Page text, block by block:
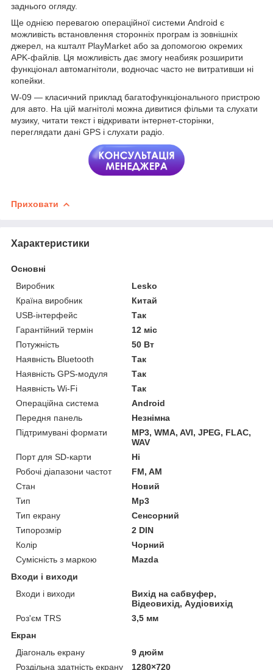
заднього огляду.
Ще однією перевагою операційної системи Android є
можливість встановлення сторонніх програм із зовнішніх
джерел, на кшталт PlayMarket або за допомогою окремих
APK-файлів. Ця можливість дає змогу неабияк розширити
функціонал автомагнітоли, водночас часто не витративши ні
копейки.
W-09 — класичний приклад багатофункціонального пристрою
для авто. На цій магнітолі можна дивитися фільми та слухати
музику, читати текст і відкривати інтернет-сторінки,
переглядати дані GPS і слухати радіо.
Приховати
Характеристики
Основні
Виробник
Lesko
Країна виробник
Китай
USB-інтерфейс
Так
Гарантійний термін
12 міс
Потужність
50 Вт
Наявність Bluetooth
Так
Наявність GPS-модуля
Так
Наявність Wi-Fi
Так
Операційна система
Android
Передня панель
Незнімна
Підтримувані формати
MP3, WMA, AVI, JPEG, FLAC,
WAV
Порт для SD-карти
Ні
Робочі діапазони частот
FM, AM
Стан
Новий
Тип
Mp3
Тип екрану
Сенсорний
Типорозмір
2 DIN
Колір
Чорний
Сумісність з маркою
Mazda
Входи і виходи
Входи і виходи
Вихід на сабвуфер,
Відеовихід, Аудіовихід
Роз'єм TRS
3,5 мм
Екран
Діагональ екрану
9 дюйм
Роздільна здатність екрану
1280×720